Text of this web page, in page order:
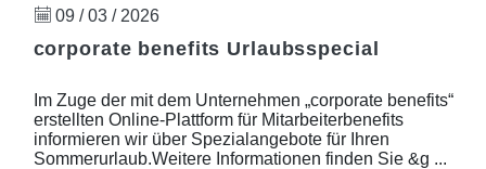
09 / 03 / 2026
corporate benefits Urlaubsspecial
Im Zuge der mit dem Unternehmen „corporate benefits“
erstellten Online-Plattform für Mitarbeiterbenefits
informieren wir über Spezialangebote für Ihren
Sommerurlaub.Weitere Informationen finden Sie &g ...